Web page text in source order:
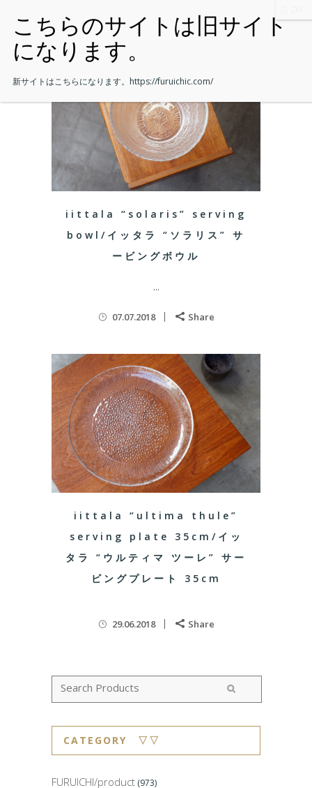
iittala “solaris” serving
bowl/イッタラ “ソラリス” サ
ービングボウル
...
07.07.2018 Share
iittala “ultima thule”
serving plate 35cm/イッ
タラ “ウルティマ ツーレ” サー
ビングプレート 35cm
29.06.2018 Share
CATEGORY ▽▽
FURUICHI/product (973)
新サイトはこちらになります。 https://furuichic.com/